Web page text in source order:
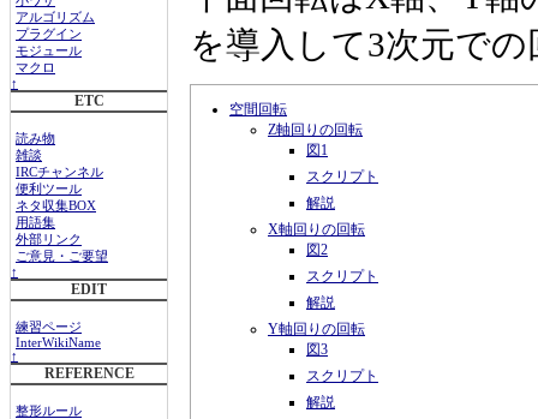
アルゴリズム
プラグイン
モジュール
マクロ
↑
ETC
読み物
雑談
IRCチャンネル
便利ツール
ネタ収集BOX
用語集
外部リンク
ご意見・ご要望
↑
EDIT
練習ページ
InterWikiName
↑
REFERENCE
整形ルール
を導入して3次元で
空間回転
Z軸回りの回転
図1
スクリプト
解説
X軸回りの回転
図2
スクリプト
解説
Y軸回りの回転
図3
スクリプト
解説